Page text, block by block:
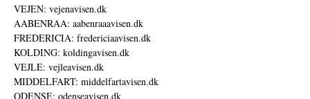
VEJEN: vejenavisen.dk
AABENRAA: aabenraaavisen.dk
FREDERICIA: fredericiaavisen.dk
KOLDING: koldingavisen.dk
VEJLE: vejleavisen.dk
MIDDELFART: middelfartavisen.dk
ODENSE: odenseavisen.dk